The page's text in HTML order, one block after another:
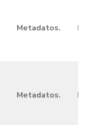
Metadatos.
Metadatos.